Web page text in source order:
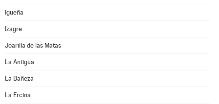
Igüeña
Izagre
Joarilla de las Matas
La Antigua
La Bañeza
La Ercina